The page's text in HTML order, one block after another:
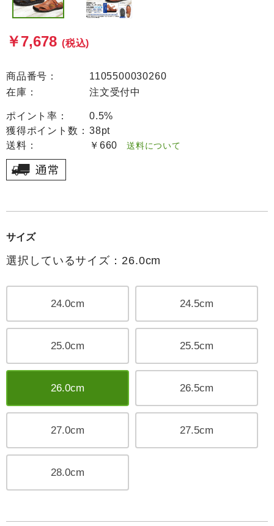
￥7,678 (税込)
商品番号：
1105500030260
在庫：
注文受付中
ポイント率：
0.5%
獲得ポイント数： 38pt
送料：
￥660 送料について
サイズ
選択しているサイズ：26.0cm
24.0cm 24.5cm
25.0cm 25.5cm
26.0cm 26.5cm
27.0cm 27.5cm
28.0cm